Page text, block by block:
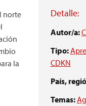
Detalle:
Autor/a:
Tipo:
CDKN
País,
Temas:
norte
la